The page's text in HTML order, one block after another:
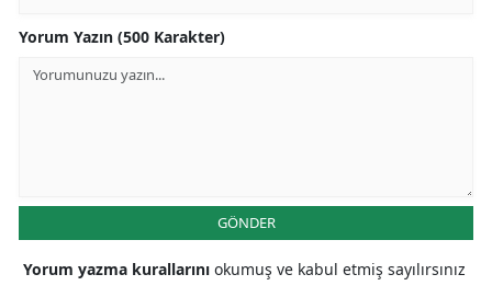
Yorum Yazın (500 Karakter)
GÖNDER
Yorum yazma kurallarını okumuş ve kabul etmiş sayılırsınız